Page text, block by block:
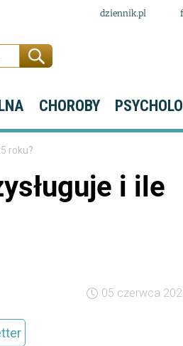
dziennik.pl
CHOROBY
roku?
i ile
05 czerwca